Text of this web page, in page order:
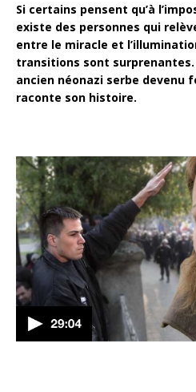
Si certains pensent qu’à
existe des personnes qui
entre le miracle et
transitions sont surprenantes.
ancien néonazi serbe devenu
raconte son histoire.